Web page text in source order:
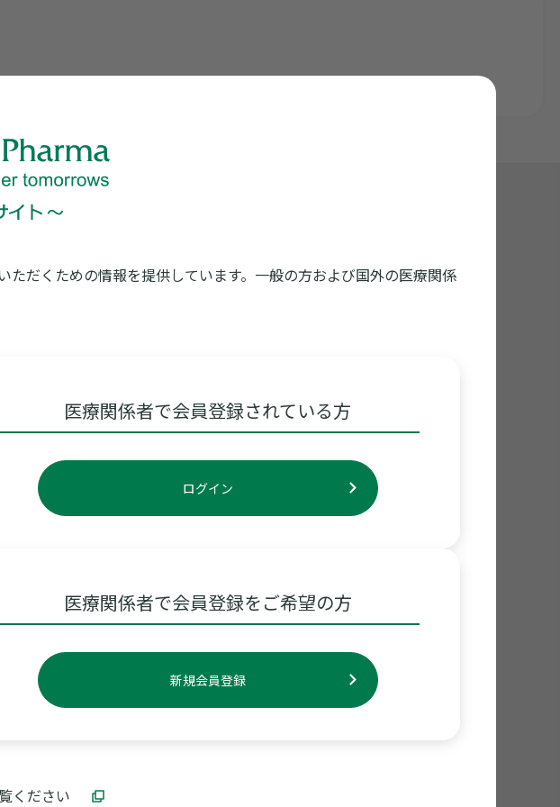
だくための情報を提供しています。一般の方および国外の医療関係
医療関係者で会員登録されている方
ログイン
医療関係者で会員登録をご希望の方
新規会員登録
ください
※印刷がうまくいかない方はダウンロードしてご利用ください